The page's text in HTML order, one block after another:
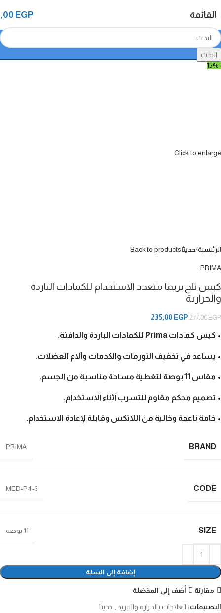
القائمة EGP
البحث
-15%
Click to enlarge
الرئيسية حديثاBack to products
PRIMA
كيس ثلج بريما متعدد الاستخدام للكمادات الباردة
والحرارية
277,00EGP
235,00 EGP
• كيس كمادات Prima للكمادات الباردة والدافئة.
• يساعد في تخفيف التورمات والكدمات وآلام العضلات.
• مقاس 11 بوصة لتغطية مساحة مناسبة من الجسم.
• تصميم محكم مقاوم للتسرب أثناء الاستخدام.
• خامة ناعمة وخالية من اللاتكس وقابلة لإعادة الاستخدام.
BRAND
PRIMA
CODE
MED-P4-3
SIZE 11 بوصه
إضافة إلى السلة
مقارنة أضف إلى المفضلة
التصنيفات: العلاجات بالحرارة والتبريد , حديثا